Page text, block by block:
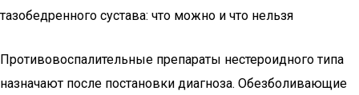
Противовоспалительные препараты нестероидного типа
назначают после постановки диагноза. Обезболивающие